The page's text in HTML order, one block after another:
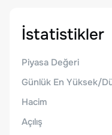
İstatistikler
Piyasa Değeri
Günlük En Yüksek/
Hacim
Açılış